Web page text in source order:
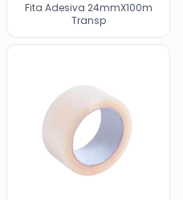
Fita Adesiva 24mmX100m
Transp